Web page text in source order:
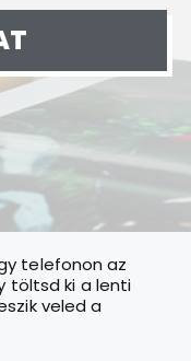
telefonon az
töltsd ki a lenti
veled a